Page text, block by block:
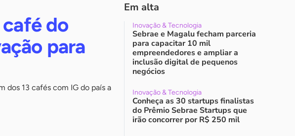
do
para
dos 13 cafés com IG do país a
Em alta
Inovação & Tecnologia
Sebrae e Magalu fecham parceria
para capacitar 10 mil
empreendedores e ampliar a
inclusão digital de pequenos
negócios
Inovação & Tecnologia
Conheça as 30 startups finalistas
do Prêmio Sebrae Startups que
irão concorrer por R$ 250 mil